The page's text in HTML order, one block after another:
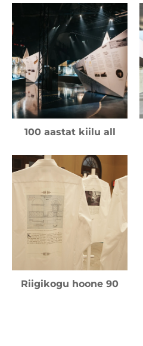
100 aastat kiilu all
Riigikogu hoone 90